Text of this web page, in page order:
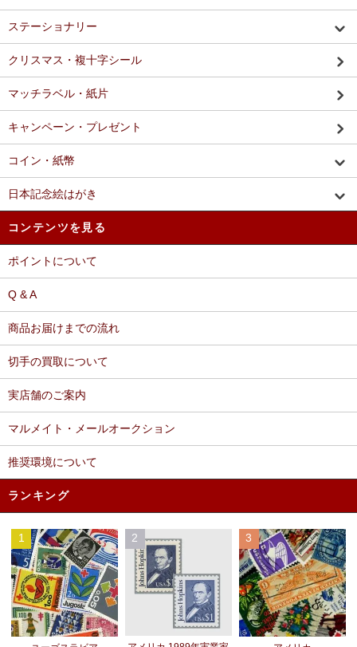
ステーショナリー
クリスマス・複十字シール
マッチラベル・紙片
キャンペーン・プレゼント
コイン・紙幣
日本記念絵はがき
コンテンツを見る
ポイントについて
Q & A
商品お届けまでの流れ
切手の買取について
実店舗のご案内
マルメイト・メールオークション
推奨環境について
ランキング
1 2 3